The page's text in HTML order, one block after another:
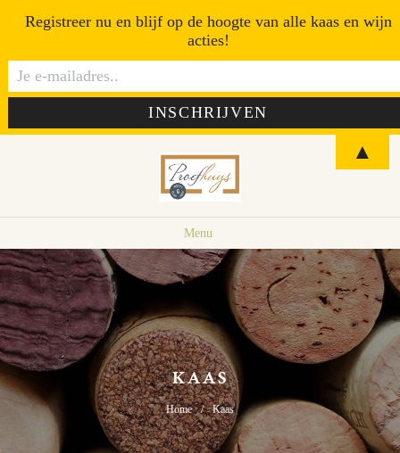
Menu
KAAS
Home Kaas
Registreer nu en blijf op de hoogte van alle kaas en wijn
acties!
▲